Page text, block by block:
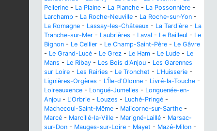
Pellerine - La Plaine - La Planche - La Possonnière -
Larchamp - La Roche-Neuville - La Roche-sur-Yon -
La Romagne - Lassay-les-Châteaux - La Tardière - La
Tranche-sur-Mer - Laubrières - Laval - Le Bailleul - Le
Bignon - Le Cellier - Le Champ-Saint-Père - Le Gâvre
- Le Grand-Lucé - Le Grez - Le Ham - Le Lude - Le
Mans - Le Ribay - Les Bois d'Anjou - Les Garennes
sur Loire - Les Rairies - Le Tronchet - L'Huisserie -
Lignières-Orgères - L'Île-d'Olonne - Livré-la-Touche -
Loireauxence - Longué-Jumelles - Longuenée-en-
Anjou - L'Orbrie - Louzes - Luché-Pringé -
Machecoul-Saint-Même - Malicorne-sur-Sarthe -
Marcé - Marcillé-la-Ville - Marigné-Laillé - Marsac-
sur-Don - Mauges-sur-Loire - Mayet - Mazé-Milon -